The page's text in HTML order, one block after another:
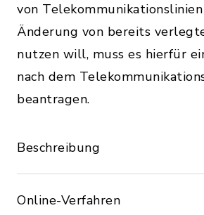
von
Änderung von bereits
nutzen will, muss es hierfür
nach dem
beantragen.
Beschreibung
Online-Verfahren